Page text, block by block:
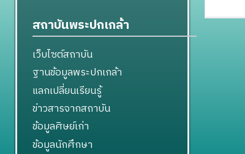
ศ ว
สถาบันพระปกเกล้า
เว็บไซต์สถาบัน
ฐานข้อมูลพระปกเกล้า
แลกเปลี่ยนเรียนรู้
ข่าวสารจากสถาบัน
ข้อมูลศิษย์เก่า
ข้อมูลนักศึกษา